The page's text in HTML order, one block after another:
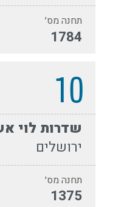
תחנה מס׳
1784
10
שדרות לוי
ירושלים
תחנה מס׳
1375